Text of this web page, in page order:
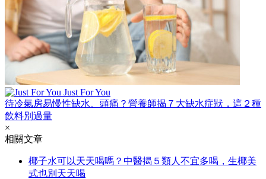
Just For You
待冷氣房易慢性缺水、頭痛？營養師揭７大缺水症狀，這２種
飲料別過量
×
相關文章
椰子水可以天天喝嗎？中醫揭５類人不宜多喝，生椰美
式也別天天喝